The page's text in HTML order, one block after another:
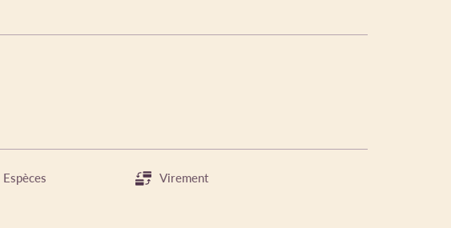
Espèces Virement